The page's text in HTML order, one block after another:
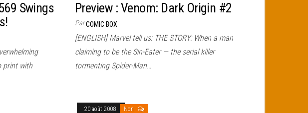
Swings
print with
Preview : Venom: Dark Origin #2
ParCOMIC BOX
[ENGLISH] Marvel tell us: THE STORY: When a man
claiming to be the Sin-Eater — the serial killer
tormenting Spider-Man…
20 août 2008 Non